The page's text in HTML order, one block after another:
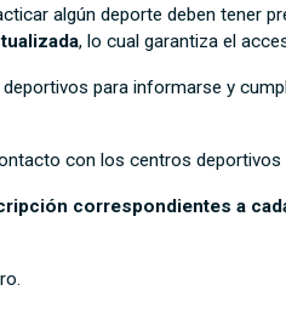
algún deporte deben tener
, lo cual garantiza el
para informarse y
con los centros
correspondientes a